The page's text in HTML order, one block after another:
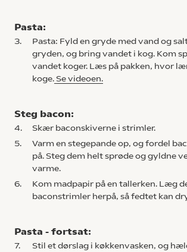
Pasta:
3.
Pasta: Fyld en gryde med vand og
gryden, og bring vandet i kog. Kom
vandet koger. Læs på pakken, hvor
koge. Se videoen.
Steg bacon:
4.
Skær baconskiverne i strimler.
5.
Varm en stegepande op, og fordel
på. Steg dem helt sprøde og gyldne
varme.
6.
Kom madpapir på en tallerken. Læg
baconstrimler herpå, så fedtet kan
Pasta - fortsat:
7.
Stil et dørslag i køkkenvasken, og